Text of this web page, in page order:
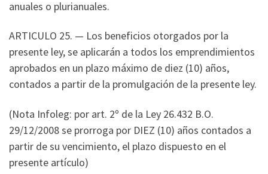
anuales o plurianuales.
ARTICULO 25. — Los beneficios otorgados por la
presente ley, se aplicarán a todos los emprendimientos
aprobados en un plazo máximo de diez (10) años,
contados a partir de la promulgación de la presente ley.
(Nota Infoleg: por art. 2º de la Ley 26.432 B.O.
29/12/2008 se prorroga por DIEZ (10) años contados a
partir de su vencimiento, el plazo dispuesto en el
presente artículo)